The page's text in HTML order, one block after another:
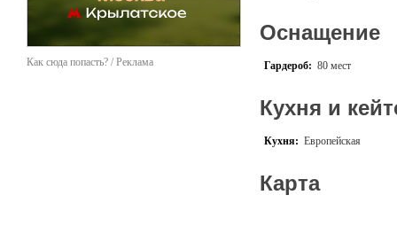
Как сюда попасть? / Реклама
Оснащение
Гардероб: 80 мест
Кухня и
Кухня: Европейская
Карта